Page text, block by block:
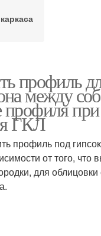
профиль
между
ГКЛ
профиль под
от того, что
для облицовки